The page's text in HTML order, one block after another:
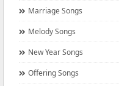
Marriage Songs
Melody Songs
New Year Songs
Offering Songs